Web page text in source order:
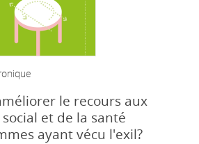
le recours aux
et de la santé
ayant vécu l'exil?